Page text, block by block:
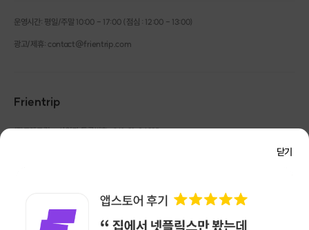
닫기
운영시간: 평일/주말 10:00 - 17:00 (점심 : 12:00 - 13:00)
광고/제휴: contact@frientrip.com
Frientrip
㈜프렌트립 | 사업자 등록번호 : 261-81-04385
대해 ㈜프렌트립은 일체의 책임을 지지 않습니다.
NICEPAY 안전거래 서비스 : 고객님의 안전거래를 위해 현금 결제 시, 저희 사이트에서 가입한
구매안전 서비스를 이용할 수 있습니다.가입 확인